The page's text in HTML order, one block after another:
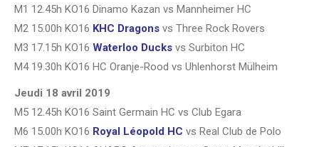
M1 12.45h KO16 Dinamo Kazan vs Mannheimer HC
M2 15.00h KO16 KHC Dragons vs Three Rock Rovers
M3 17.15h KO16 Waterloo Ducks vs Surbiton HC
M4 19.30h KO16 HC Oranje-Rood vs Uhlenhorst Mülheim
Jeudi 18 avril 2019
M5 12.45h KO16 Saint Germain HC vs Club Egara
M6 15.00h KO16 Royal Léopold HC vs Real Club de Polo